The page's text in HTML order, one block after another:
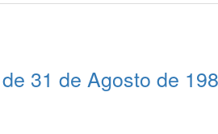
31 de Agosto de